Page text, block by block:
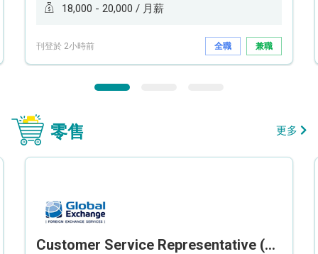
18,000 - 20,000 / 月薪
刊登於 2小時前 全職 兼職
零售 更多
Customer Service Representative (Airport)